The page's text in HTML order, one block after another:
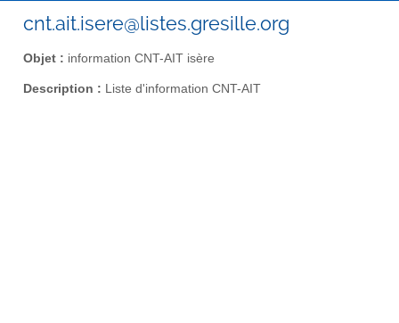
cnt.ait.isere@listes.gresille.org
Objet : information CNT-AIT isère
Description : Liste d'information CNT-AIT